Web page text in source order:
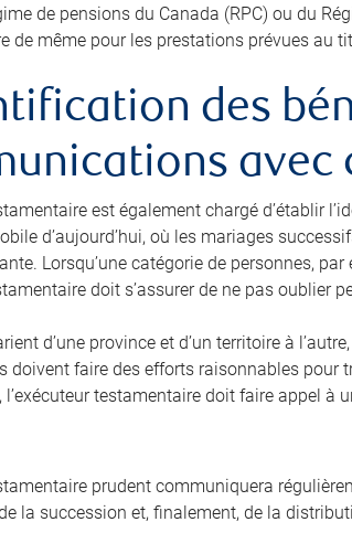
de pensions du Canada (RPC) ou du
de même pour les prestations prévues au
des
avec
est également chargé d’établir
d’aujourd’hui, où les mariages
Lorsqu’une catégorie de personnes,
doit s’assurer de ne pas oublier
d’une province et d’un territoire à
doivent faire des efforts raisonnables pour
l’exécuteur testamentaire doit faire appel à
prudent communiquera
la succession et, finalement, de la